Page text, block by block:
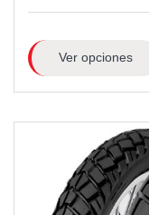
Ver opciones